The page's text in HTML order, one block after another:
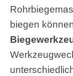
biegen